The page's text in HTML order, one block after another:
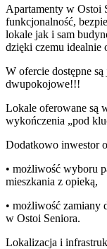
Apartamenty w Ostoi
funkcjonalność,
lokale jak i sam
dzięki czemu idealnie
W ofercie dostępne
dwupokojowe!!!
Lokale oferowane są
wykończenia „pod
Dodatkowo inwestor
• możliwość wyboru
mieszkania z opieką,
• możliwość zamiany
w Ostoi Seniora.
Lokalizacja i